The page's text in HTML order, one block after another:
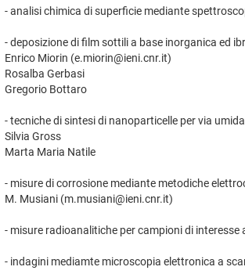
- analisi chimica di superficie mediante
- deposizione di film sottili a base inorganica ed
Enrico Miorin (e.miorin@ieni.cnr.it)
Rosalba Gerbasi
Gregorio Bottaro
- tecniche di sintesi di nanoparticelle per via umida
Silvia Gross
Marta Maria Natile
- misure di corrosione mediante metodiche
M. Musiani (m.musiani@ieni.cnr.it)
- misure radioanalitiche per campioni di interesse
- indagini mediamte microscopia elettronica a